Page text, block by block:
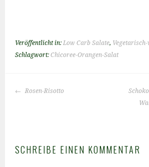
Veröffentlicht in:Low Carb Salate, Vegetarisch-
Schlagwort:Chicoree-Orangen-Salat
BEITRAGS-
Rosen-Risotto
SCHREIBE EINEN KOMMENTAR